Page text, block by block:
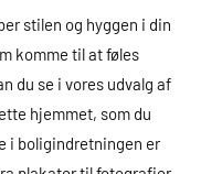
stilen og hyggen i din
komme til at føles
du se i vores udvalg af
hjemmet, som du
i boligindretningen er